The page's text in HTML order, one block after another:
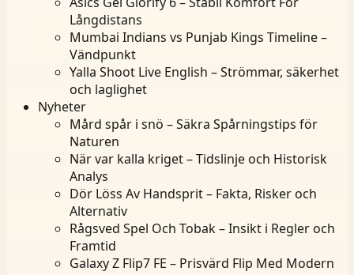
Långdistans
Mumbai Indians vs Punjab Kings Timeline –
Vändpunkt
Yalla Shoot Live English – Strömmar, säkerhet
och laglighet
Nyheter
Mård spår i snö – Säkra Spårningstips för
Naturen
När var kalla kriget – Tidslinje och Historisk
Analys
Dör Löss Av Handsprit – Fakta, Risker och
Alternativ
Rågsved Spel Och Tobak – Insikt i Regler och
Framtid
Galaxy Z Flip7 FE – Prisvärd Flip Med Modern